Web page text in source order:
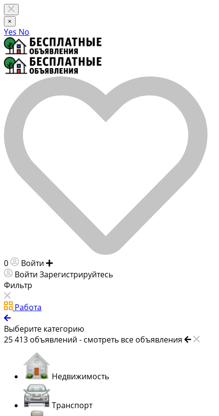
×
Yes No
0 Войти
Войти Зарегистрируйтесь
Фильтр
Работа
Выберите категорию
25 413 объявлений - смотреть все объявления
Недвижимость
Транспорт